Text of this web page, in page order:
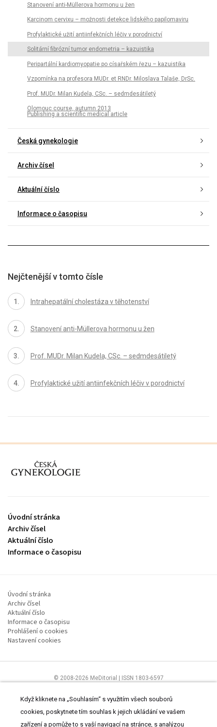
Stanovení anti-Müllerova hormonu u žen
Karcinom cervixu – možnosti detekce lidského papilomaviru
Profylaktické užití antiinfekčních léčiv v porodnictví
Solitární fibrózní tumor endometria – kazuistika
Peripartální kardiomyopatie po císařském řezu – kazuistika
Vzpomínka na profesora MUDr. et RNDr. Miloslava Talaše, DrSc.
Prof. MUDr. Milan Kudela, CSc. – sedmdesátiletý
Olomouc course, autumn 2013
Publishing a scientific medical article
Česká gynekologie
Archiv čísel
Aktuální číslo
Informace o časopisu
Nejčtenější v tomto čísle
Intrahepatální cholestáza v těhotenství
Stanovení anti-Müllerova hormonu u žen
Prof. MUDr. Milan Kudela, CSc. – sedmdesátiletý
Profylaktické užití antiinfekčních léčiv v porodnictví
proLékaře.cz
Úvodní stránka
Archiv čísel
Aktuální číslo
Informace o časopisu
Úvodní stránka
Archiv čísel
Aktuální číslo
Informace o časopisu
Prohlášení o cookies
Nastavení cookies
© 2008-2026 MeDitorial | ISSN 1803-6597
zdravotnictví.Čtěte prohlášeníaZásady zpracování osobních údajů
Když kliknete na „Souhlasím“ s využitím všech souborů
cookies, poskytnete tím souhlas k jejich ukládání ve vašem
zařízení a pomůže to s vaší navigací na stránce, s analýzou